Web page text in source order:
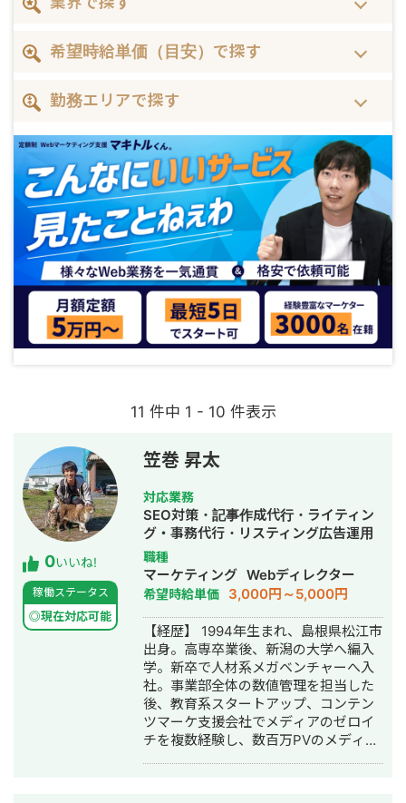
希望時給単価（目安）で探す
勤務エリアで探す
11 件中 1 - 10 件表示
0いいね!
稼働ステータス
◎現在対応可能
笠巻 昇太
対応業務
SEO対策・記事作成代行・ライティン
グ・事務代行・リスティング広告運用
代行・オウンドメディア制作・構築・
運用代行・AI活用
職種
マーケティング Webディレクター
希望時給単価 3,000円～5,000円
【経歴】 1994年生まれ、島根県松江市
出身。高専卒業後、新潟の大学へ編入
学。新卒で人材系メガベンチャーへ入
社。事業部全体の数値管理を担当した
後、教育系スタートアップ、コンテン
ツマーケ支援会社でメディアのゼロイ
チを複数経験し、数百万PVのメディア